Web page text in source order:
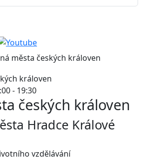
města českých královen
- 19:30
českých královen
Hradce Králové
vzdělávání